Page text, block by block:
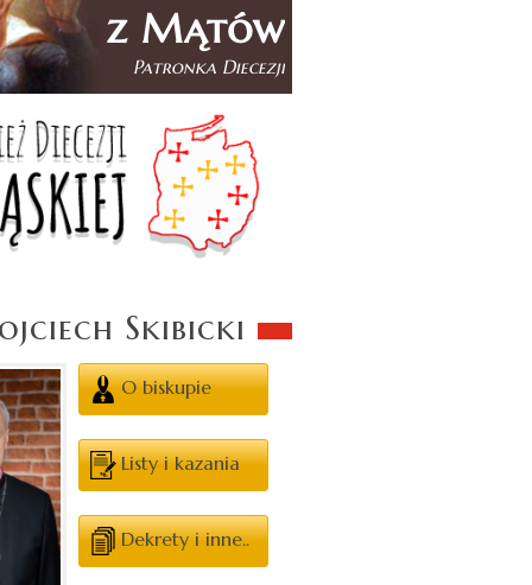
Skibicki
O biskupie
Listy i kazania
Dekrety i inne..